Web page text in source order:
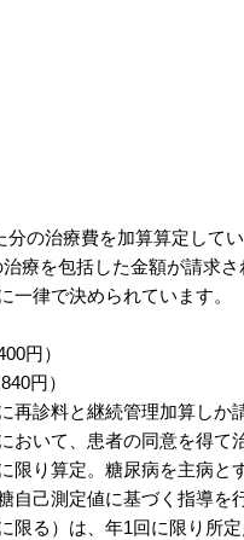
の治療費を加算算定して
療を包括した金額が請求
一律で決められています。
円）
円）
診料と継続管理加算しか
おいて、患者の同意を得て
限り算定。糖尿病を主病と
自己測定値に基づく指導を
る）は、年1回に限り所